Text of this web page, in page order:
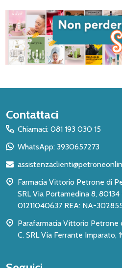
Inizio
del
piè
pagina
Contattaci
Chiamaci: 081 193 030 15
WhatsApp: 3930657273
Farmacia Vittorio Petrone di
SRL Via Portamedina 8, 80134 - Napoli NA P.IVA:
01211040637 REA: NA-
Parafarmacia Vittorio
C. SRL Via Ferrante Imparato,